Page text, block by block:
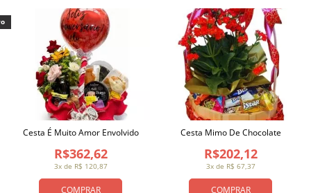
COMPRAR
3x de R$ 120,87
R$362,62
Cesta É Muito Amor Envolvido
COMPRAR
3x de R$ 67,37
R$202,12
Cesta Mimo De Chocolate